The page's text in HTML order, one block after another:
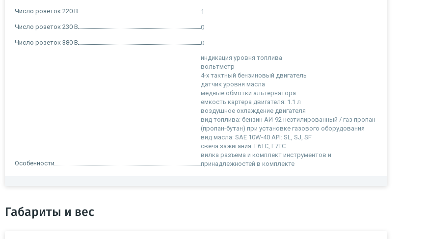
Число розеток 220 В 1
Число розеток 230 В 0
Число розеток 380 В 0
Особенности
индикация уровня топлива
вольтметр
4-х тактный бензиновый двигатель
датчик уровня масла
медные обмотки альтернатора
емкость картера двигателя: 1.1 л
воздушное охлаждение двигателя
вид топлива: бензин АИ-92 неэтилированный / газ пропан
(пропан-бутан) при установке газового оборудования
вид масла: SAE 10W-40 API: SL, SJ, SF
свеча зажигания: F6TC, F7TC
вилка разъема и комплект инструментов и
принадлежностей в комплекте
Габариты и вес